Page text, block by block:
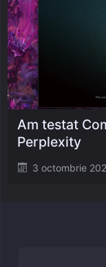
Posted
3 octombrie
Am testat
Perplexity